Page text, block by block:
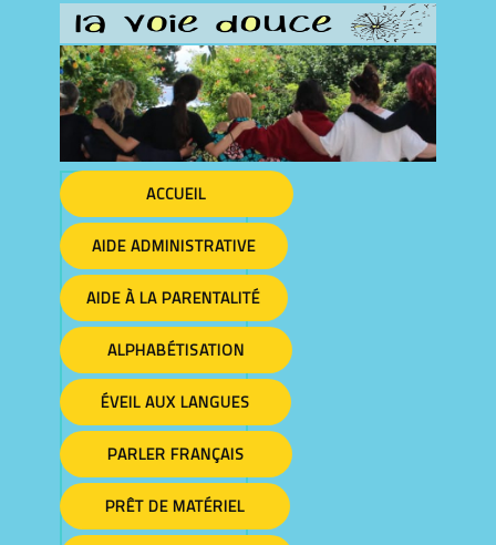
ACCUEIL
AIDE ADMINISTRATIVE
AIDE À LA PARENTALITÉ
ALPHABÉTISATION
ÉVEIL AUX LANGUES
PARLER FRANÇAIS
PRÊT DE MATÉRIEL